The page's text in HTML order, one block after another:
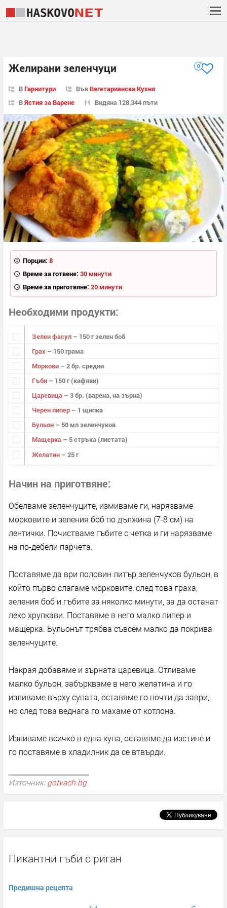
Желирани зеленчуци 0
ВГарнитури ВъвВегетарианска Кухня
ВЯстия за Варене Видяна 128,344 пъти
Порции: 8
Време за готвене: 30 минути
Време за приготвяне: 20 минути
Необходими продукти
Зелен фасул – 150 г зелен боб
Грах – 150 грама
Моркови – 2 бр. средни
Гъби – 150 г (кафяви)
Царевица – 3 бр. (варена, на зърна)
Черен пипер – 1 щипка
Бульон – 50 мл зеленчуков
Мащерка – 5 стръка (листата)
Желатин – 25 г
Начин на приготвяне
Обелваме зеленчуците, измиваме ги, нарязваме
морковите и зеления боб по дължина (7-8 см) на
лентички. Почистваме гъбите с четка и ги нарязваме
на по-дебели парчета.
Поставяме да ври половин литър зеленчуков бульон, в
който първо слагаме морковите, след това граха,
зеления боб и гъбите за няколко минути, за да останат
леко хрупкави. Поставяме в него малко пипер и
мащерка. Бульонът трябва съвсем малко да покрива
зеленчуците.
Накрая добавяме и зърната царевица. Отливаме
малко бульон, забъркваме в него желатина и го
изливаме върху супата, оставяме го почти да заври,
но след това веднага го махаме от котлона.
Изливаме всичко в една купа, оставяме да изстине и
го поставяме в хладилник да се втвърди.
Източник: gotvach.bg
Пикантни гъби с риган
Предишна рецепта